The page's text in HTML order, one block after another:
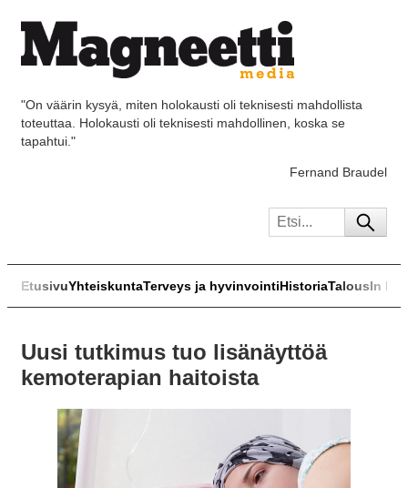
"On väärin kysyä, miten holokausti oli teknisesti mahdollista
toteuttaa. Holokausti oli teknisesti mahdollinen, koska se
tapahtui."
Fernand Braudel
EtusivuYhteiskuntaTerveys ja hyvinvointiHistoriaTalousIn
Uusi tutkimus tuo lisänäyttöä
kemoterapian haitoista